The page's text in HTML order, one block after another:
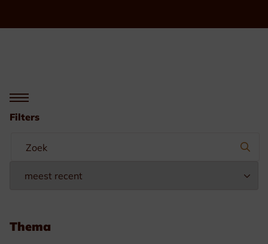
Filters
Thema